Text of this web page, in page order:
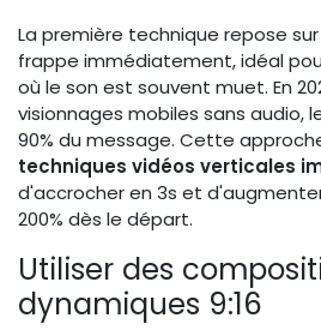
La première technique repose
frappe immédiatement, idéal
où le son est souvent muet. En
visionnages mobiles sans audio,
90% du message. Cette
techniques vidéos verticales
d'accrocher en 3s et
200% dès le départ.
Utiliser des
dynamiques 9:16